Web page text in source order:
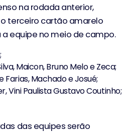
na rodada anterior,
terceiro cartão amarelo
equipe no meio de campo.
Maicon, Bruno Melo e Zeca;
Farias, Machado e Josué;
Vini Paulista Gustavo Coutinho;
das equipes serão